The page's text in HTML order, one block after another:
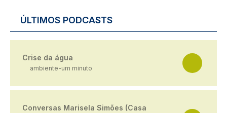
ÚLTIMOS PODCASTS
Crise da água
ambiente-um minuto
Conversas Marisela Simões (Casa